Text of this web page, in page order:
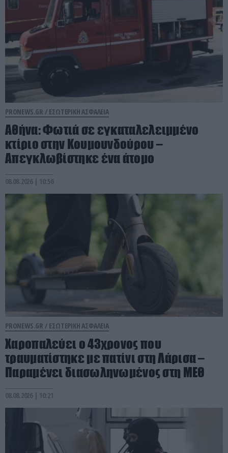
PRONEWS.GR / ΕΣΩΤΕΡΙΚΗ ΑΣΦΑΛΕΙΑ
Αθήνα: Φωτιά σε εγκαταλελειμμένο
κτίριο στην Κουμουνδούρου –
Απεγκλωβίστηκε ένα άτομο
08.08.2026 | 10:56
PRONEWS.GR / ΕΣΩΤΕΡΙΚΗ ΑΣΦΑΛΕΙΑ
Χαροπαλεύει ο 43χρονος που
τραυματίστηκε με πατίνι στη Λάρισα –
Παραμένει διασωληνωμένος στη ΜΕΘ
08.08.2026 | 10:21